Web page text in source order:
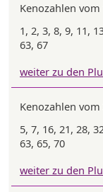
Kenozahlen
1, 2, 3, 8, 9, 11,
63, 67
weiter zu den
Kenozahlen
5, 7, 16, 21, 28,
63, 65, 70
weiter zu den